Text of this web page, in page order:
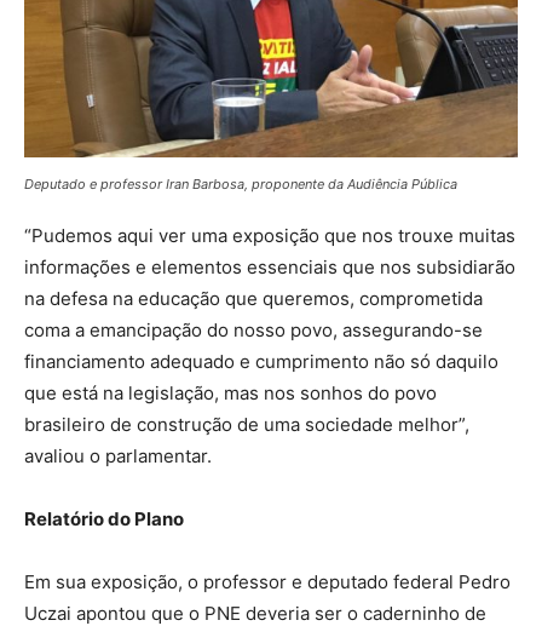
Deputado e professor Iran Barbosa, proponente da Audiência Pública
“Pudemos aqui ver uma exposição que nos trouxe muitas
informações e elementos essenciais que nos subsidiarão
na defesa na educação que queremos, comprometida
coma a emancipação do nosso povo, assegurando-se
financiamento adequado e cumprimento não só daquilo
que está na legislação, mas nos sonhos do povo
brasileiro de construção de uma sociedade melhor”,
avaliou o parlamentar.
Relatório do Plano
Em sua exposição, o professor e deputado federal Pedro
Uczai apontou que o PNE deveria ser o caderninho de